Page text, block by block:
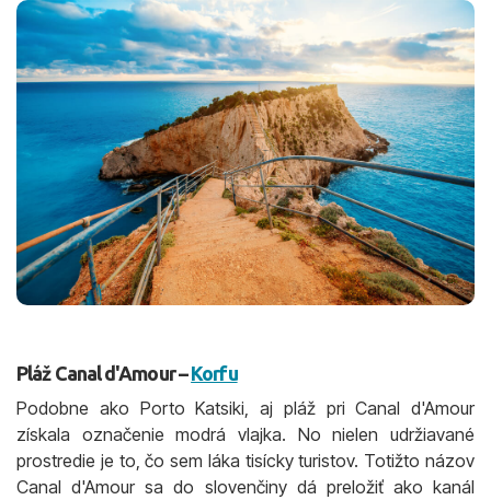
Pláž Canal d'Amour –Korfu
Podobne ako Porto Katsiki, aj pláž pri Canal d'Amour
získala označenie modrá vlajka. No nielen udržiavané
prostredie je to, čo sem láka tisícky turistov. Totižto názov
Canal d'Amour sa do slovenčiny dá preložiť ako kanál